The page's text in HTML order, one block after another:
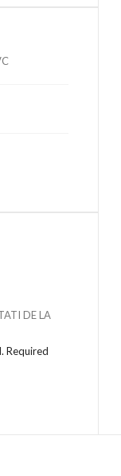
DE LA
Required